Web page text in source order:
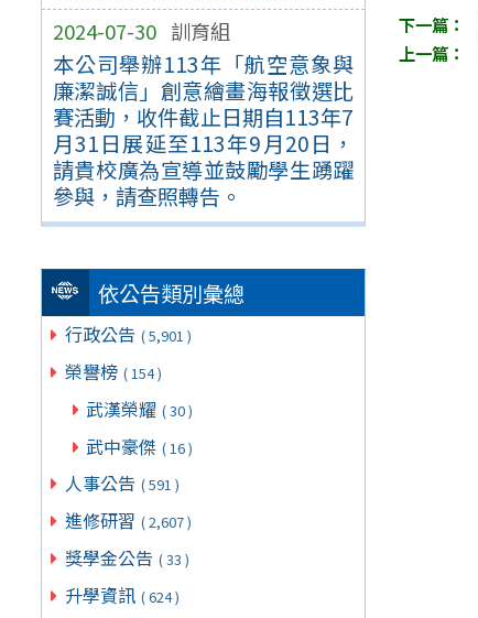
2024-07-30 訓育組
本公司舉辦113年「航空意象與
廉潔誠信」創意繪畫海報徵選比
賽活動，收件截止日期自113年7
月31日展延至113年9月20日，
請貴校廣為宣導並鼓勵學生踴躍
參與，請查照轉告。
依公告類別彙總
行政公告 ( 5,901 )
榮譽榜 ( 154 )
武漢榮耀 ( 30 )
武中豪傑 ( 16 )
人事公告 ( 591 )
進修研習 ( 2,607 )
獎學金公告 ( 33 )
升學資訊 ( 624 )